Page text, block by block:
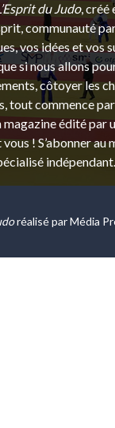
du Judo, créé
communauté
vos idées et vos
si nous allons
côtoyer les
tout commence
édité par
! S’abonner au
indépendant.
réalisé parMédia